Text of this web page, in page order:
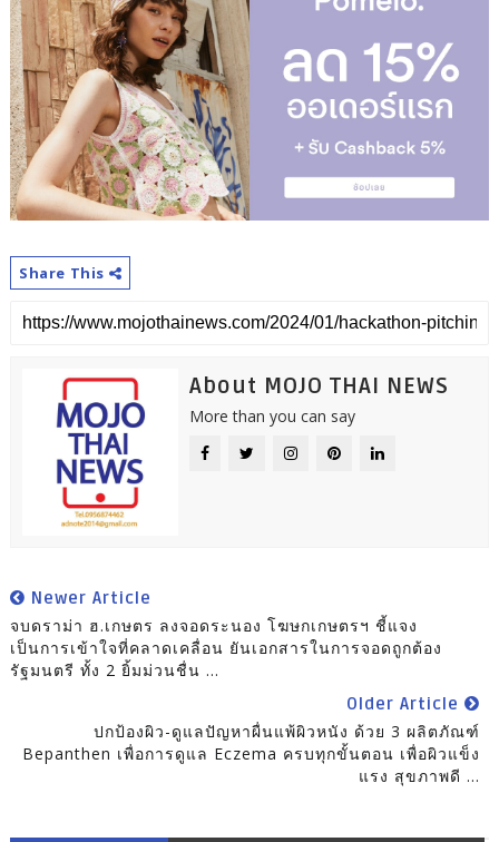
Share This
About MOJO THAI NEWS
More than you can say
Newer Article
จบดราม่า ฮ.เกษตร ลงจอดระนอง โฆษกเกษตรฯ ชี้แจง
เป็นการเข้าใจที่คลาดเคลื่อน ยันเอกสารในการจอดถูกต้อง
รัฐมนตรี ทั้ง 2 ยิ้มม่วนชื่น ...
Older Article
ปกป้องผิว-ดูแลปัญหาผื่นแพ้ผิวหนัง ด้วย 3 ผลิตภัณฑ์
Bepanthen เพื่อการดูแล Eczema ครบทุกขั้นตอน เพื่อผิวแข็ง
แรง สุขภาพดี ...